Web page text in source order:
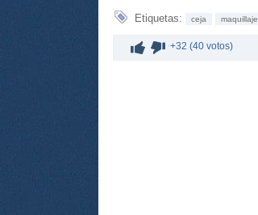
Etiquetas: ceja maquillaje
+32 (40 votos)